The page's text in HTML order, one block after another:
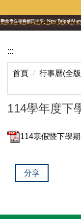
到
主
內
:::
首頁 行事曆(全
114學年度下
114寒假暨下學
分享